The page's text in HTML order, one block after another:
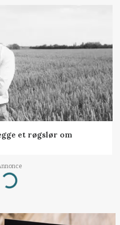
et røgslør om
Loading...